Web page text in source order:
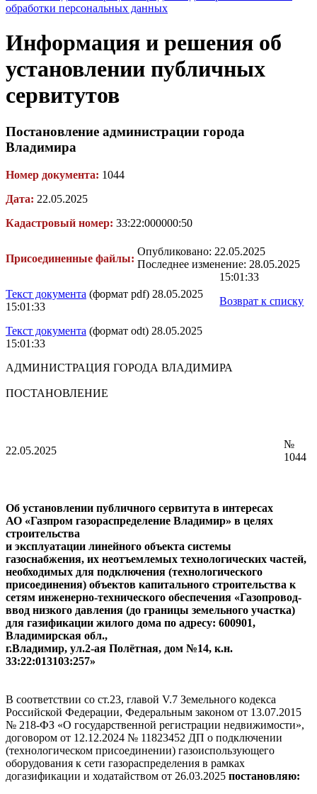
обработки персональных данных
Информация и решения об
установлении публичных
сервитутов
Постановление администрации города
Владимира
Номер документа: 1044
Дата: 22.05.2025
Кадастровый номер: 33:22:000000:50
Присоединенные файлы:
Текст документа (формат pdf) 28.05.2025
15:01:33
Текст документа (формат odt) 28.05.2025
15:01:33
АДМИНИСТРАЦИЯ ГОРОДА ВЛАДИМИРА
ПОСТАНОВЛЕНИЕ
22.05.2025
№
1044
Об установлении публичного сервитута в интересах
АО «Газпром газораспределение Владимир» в целях
строительства
и эксплуатации линейного объекта системы
газоснабжения, их неотъемлемых технологических частей,
необходимых для подключения (технологического
присоединения) объектов капитального строительства к
сетям инженерно-технического обеспечения «Газопровод-
ввод низкого давления (до границы земельного участка)
для газификации жилого дома по адресу: 600901,
Владимирская обл.,
г.Владимир, ул.2-ая Полётная, дом №14, к.н.
33:22:013103:257»
В соответствии со ст.23, главой V.7 Земельного кодекса
Российской Федерации, Федеральным законом от 13.07.2015
№ 218-ФЗ «О государственной регистрации недвижимости»,
договором от 12.12.2024 № 11823452 ДП о подключении
(технологическом присоединении) газоиспользующего
оборудования к сети газораспределения в рамках
догазификации и ходатайством от 26.03.2025 постановляю:
Опубликовано: 22.05.2025
Последнее изменение: 28.05.2025
15:01:33
Возврат к списку